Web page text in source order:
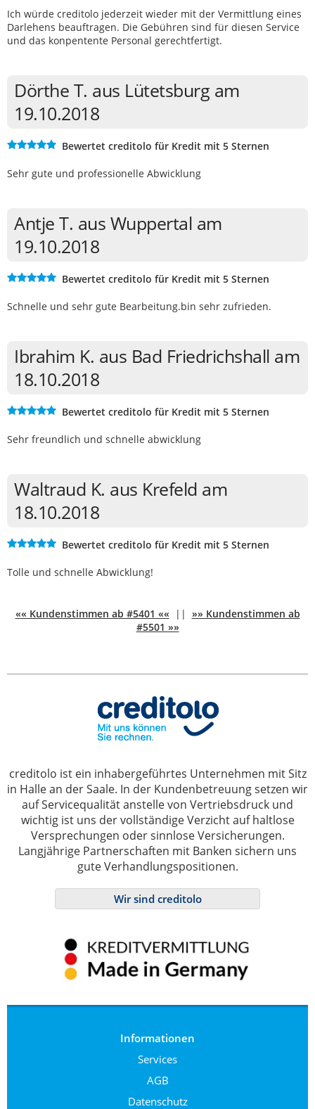
Ich würde creditolo jederzeit wieder mit der Vermittlung eines
Darlehens beauftragen. Die Gebühren sind für diesen Service
und das konpentente Personal gerechtfertigt.
Dörthe T. aus Lütetsburg am
19.10.2018
Bewertet creditolo für Kredit mit 5 Sternen
Sehr gute und professionelle Abwicklung
Antje T. aus Wuppertal am
19.10.2018
Bewertet creditolo für Kredit mit 5 Sternen
Schnelle und sehr gute Bearbeitung.bin sehr zufrieden.
Ibrahim K. aus Bad Friedrichshall am
18.10.2018
Bewertet creditolo für Kredit mit 5 Sternen
Sehr freundlich und schnelle abwicklung
Waltraud K. aus Krefeld am
18.10.2018
Bewertet creditolo für Kredit mit 5 Sternen
Tolle und schnelle Abwicklung!
«« Kundenstimmen ab #5401 «« || »» Kundenstimmen ab
#5501 »»
creditolo ist ein inhabergeführtes Unternehmen mit Sitz
in Halle an der Saale. In der Kundenbetreuung setzen wir
auf Servicequalität anstelle von Vertriebsdruck und
wichtig ist uns der vollständige Verzicht auf haltlose
Versprechungen oder sinnlose Versicherungen.
Langjährige Partnerschaften mit Banken sichern uns
gute Verhandlungspositionen.
Wir sind creditolo
Informationen
Services
AGB
Datenschutz